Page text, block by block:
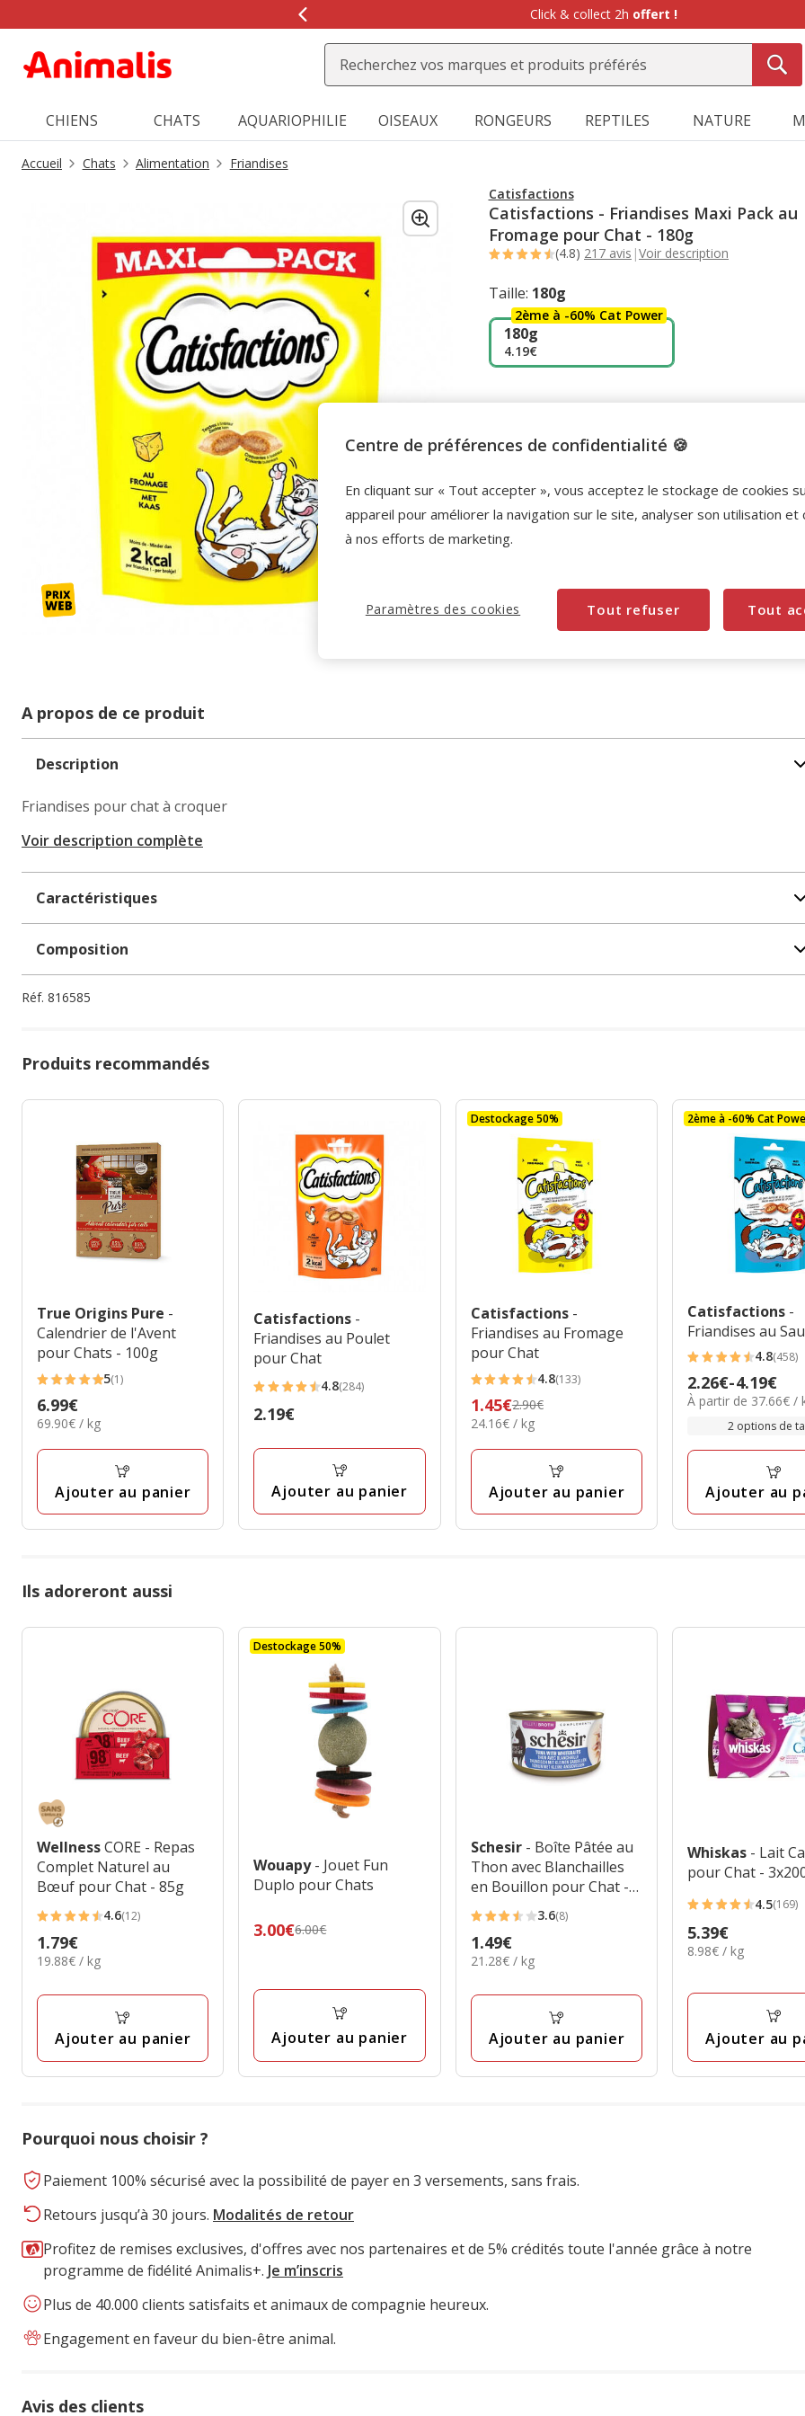
de
message,
Click & collect 2h offert !
CHIENS CHATS AQUARIOPHILIE OISEAUX RONGEURS REPTILES NATURE
Accueil Chats Alimentation
Friandises
Catisfactions
Catisfactions - Friandises Maxi Pack au
Fromage pour Chat - 180g
(4.8) 217 avis |Voir description
Taille: 180g
180g
2ème à -60% Cat Power
4.19€
2ème à -60% Cat Power Retrouvez notre
Carte Animalis. Offre non cumulable aux autres
WELCOME10
A propos de ce produit
Description
Friandises pour chat à croquer
Voir description complète
Caractéristiques
Composition
Réf. 816585
Produits recommandés
True Origins Pure -
Calendrier de l'Avent
pour Chats - 100g
5
étoiles
avec
1
5(1)
Prix
6.99€
6.99€
69.90€
Kg
69.90€ / kg
Ajouter au panier
Catisfactions -
Friandises au Poulet
pour Chat
4.8
étoiles
284
avis
4.8(284)
Prix
2.19€
Ajouter au panier
Destockage 50%
Catisfactions -
Friandises au Fromage
pour Chat
4.8
étoiles
avec
133
4.8(133)
Prix
précédent
2.90€,
final
1.45€
1.45€2.90€
24.16€
Kg
24.16€ / kg
Ajouter au panier
2ème à -60% Cat
Catisfactions -
Friandises au
4.8
étoiles
avec
avis
4.8(458)
Prix
de
à
2.26€-4.19€
37.66€
À partir de 37.66€ /
2 options de
Ajouter au
Ils adoreront aussi
WellnessCORE - Repas
Complet Naturel au
Bœuf pour Chat - 85g
4.6
étoiles
avec
12
4.6(12)
Prix
1.79€
1.79€
19.88€
Kg
19.88€ / kg
Ajouter au panier
Destockage 50%
Wouapy- Jouet Fun
Duplo pour Chats
Prix
prix
3.00€
3.00€6.00€
Ajouter au panier
Schesir - Boîte Pâtée au
Thon avec Blanchailles
en Bouillon pour Chat -
70g
3.6
étoiles
avec
8
3.6(8)
Prix
1.49€
1.49€
21.28€
Kg
21.28€ / kg
Ajouter au panier
Whiskas - Lait
pour Chat -
4.5
étoiles
avec
avis
4.5(169)
Prix
5.39€
5.39€
8.98€
8.98€ / kg
Ajouter au
Pourquoi nous choisir ?
Paiement 100% sécurisé avec la possibilité de payer en 3 versements, sans frais.
Retours jusqu’à 30 jours. Modalités de retour
Profitez de remises exclusives, d'offres avec nos partenaires et de 5% crédités toute l'année grâce à notre
programme de fidélité Animalis+. Je m’inscris
Plus de 40.000 clients satisfaits et animaux de compagnie heureux.
Engagement en faveur du bien-être animal.
Avis des clients
Centre de préférences de confidentialité 🍪
En cliquant sur « Tout accepter », vous acceptez le stockage de cookies
appareil pour améliorer la navigation sur le site, analyser son utilisation et
à nos efforts de marketing.
Tout refuser Tout
Paramètres des cookies